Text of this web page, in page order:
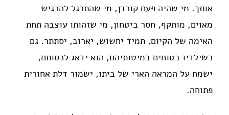
אותך. מי שהיה פעם קורבן, מי שהתרגל להרגיש
מאוים, מותקף, חסר ביטחון, מי שזהותו עוצבה תחת
האימה של הקיום, תמיד יחשוש, יארוב, יסתתר. גם
כשילדיו בטוחים במיטותיהם, הוא ידאג לכסותם,
ישמח על המראה הארי של ביתו, ישמור דלת אחורית
פתוחה.